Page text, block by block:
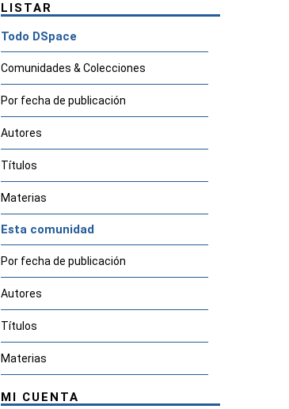
LISTAR
Todo DSpace
Comunidades & Colecciones
Por fecha de publicación
Autores
Títulos
Materias
Esta comunidad
Por fecha de publicación
Autores
Títulos
Materias
MI CUENTA